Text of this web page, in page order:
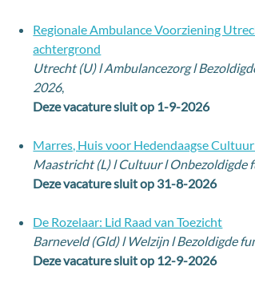
Regionale Ambulance Voorziening
achtergrond
Utrecht (U) l Ambulancezorg l
2026,
Deze vacature sluit op 1-9-2026
Marres, Huis voor Hedendaagse
Maastricht (L) l Cultuur l Onbezoldigde
Deze vacature sluit op 31-8-2026
De Rozelaar: Lid Raad van Toezicht
Barneveld (Gld) l Welzijn l Bezoldigde
Deze vacature sluit op 12-9-2026